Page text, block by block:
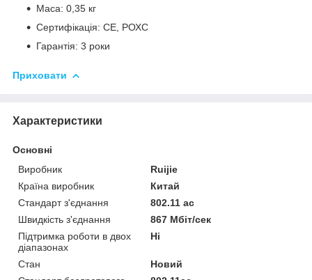
Маса: 0,35 кг
Сертифікація: CE, РОХС
Гарантія: 3 роки
Приховати
Характеристики
Основні
Виробник
Ruijie
Країна виробник
Китай
Стандарт з'єднання
802.11 ac
Швидкість з'єднання
867 Мбіт/сек
Підтримка роботи в двох
діапазонах
Ні
Стан
Новий